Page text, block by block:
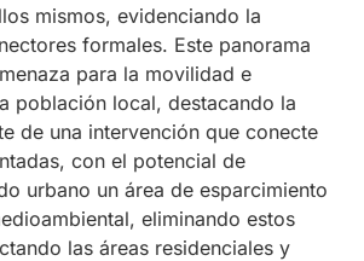
mismos, evidenciando la
formales. Este panorama
para la movilidad e
población local, destacando la
de una intervención que conecte
con el potencial de
urbano un área de esparcimiento
eliminando estos
las áreas residenciales y